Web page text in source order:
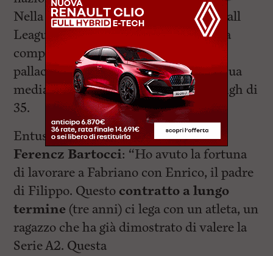
Nella EYBL (European Youth Basketball
League), la principale e più prestigiosa
competizione internazionale di
pallacanestro giovanile in Europa, la sua
media punti è astata di 22,2 con un high di
35.
Entusiastal’Amministratore Delegato
Ferencz Bartocci: “Ho avuto la fortuna
di lavorare a Fabriano con Enrico, il padre
di Filippo. Questo contratto a lungo
termine (tre anni) ci lega con un atleta, un
ragazzo che ha già dimostrato di valere la
Serie A2. Questa